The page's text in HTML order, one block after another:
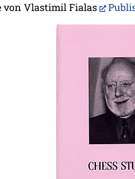
von Vlastimil Fialas